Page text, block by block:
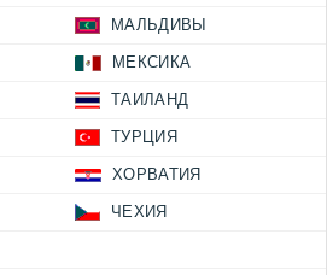
МАЛЬДИВЫ
МЕКСИКА
ТАИЛАНД
ТУРЦИЯ
ХОРВАТИЯ
ЧЕХИЯ